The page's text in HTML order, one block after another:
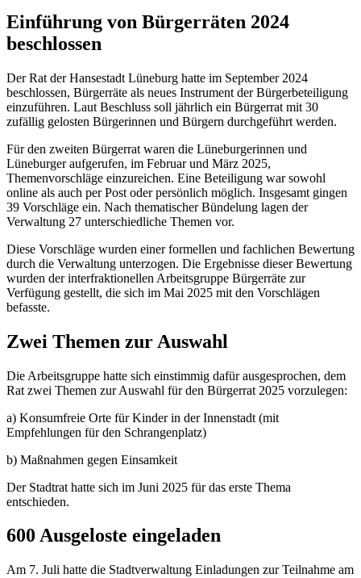
Einführung von Bürgerräten 2024
beschlossen
Der Rat der Hansestadt Lüneburg hatte im September 2024
beschlossen, Bürgerräte als neues Instrument der Bürgerbeteiligung
einzuführen. Laut Beschluss soll jährlich ein Bürgerrat mit 30
zufällig gelosten Bürgerinnen und Bürgern durchgeführt werden.
Für den zweiten Bürgerrat waren die Lüneburgerinnen und
Lüneburger aufgerufen, im Februar und März 2025,
Themenvorschläge einzureichen. Eine Beteiligung war sowohl
online als auch per Post oder persönlich möglich. Insgesamt gingen
39 Vorschläge ein. Nach thematischer Bündelung lagen der
Verwaltung 27 unterschiedliche Themen vor.
Diese Vorschläge wurden einer formellen und fachlichen Bewertung
durch die Verwaltung unterzogen. Die Ergebnisse dieser Bewertung
wurden der interfraktionellen Arbeitsgruppe Bürgerräte zur
Verfügung gestellt, die sich im Mai 2025 mit den Vorschlägen
befasste.
Zwei Themen zur Auswahl
Die Arbeitsgruppe hatte sich einstimmig dafür ausgesprochen, dem
Rat zwei Themen zur Auswahl für den Bürgerrat 2025 vorzulegen:
a) Konsumfreie Orte für Kinder in der Innenstadt (mit
Empfehlungen für den Schrangenplatz)
b) Maßnahmen gegen Einsamkeit
Der Stadtrat hatte sich im Juni 2025 für das erste Thema
entschieden.
600 Ausgeloste eingeladen
Am 7. Juli hatte die Stadtverwaltung Einladungen zur Teilnahme am